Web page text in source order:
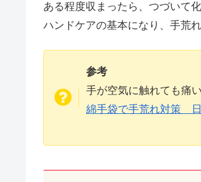
ある程度収まったら、つづいて
ハンドケアの基本になり、手荒
参考
手が空気に触れても痛
綿手袋で手荒れ対策